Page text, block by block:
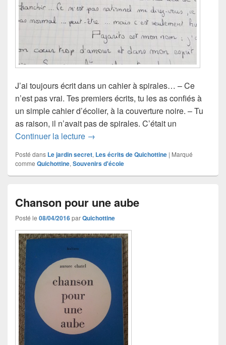
J’ai toujours écrit dans un cahier à spirales… – Ce
n’est pas vrai. Tes premiers écrits, tu les as confiés à
un simple cahier d’écolier, à la couverture noire. – Tu
as raison, il n’avait pas de spirales. C’était un
Continuer la lecture Souvenirs d’internat (2)
→
Posté dans Le jardin secret, Les écrits de Quichottine | Marqué
comme Quichottine, Souvenirs d'école
Chanson pour une aube
Posté le 08/04/2016parQuichottine